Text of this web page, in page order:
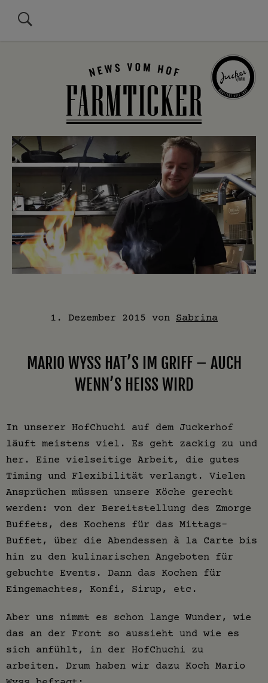
1. Dezember 2015 von Sabrina
MARIO WYSS HAT’S IM GRIFF – AUCH
WENN’S HEISS WIRD
In unserer HofChuchi auf dem Juckerhof
läuft meistens viel. Es geht zackig zu und
her. Eine vielseitige Arbeit, die gutes
Timing und Flexibilität verlangt. Vielen
Ansprüchen müssen unsere Köche gerecht
werden: von der Bereitstellung des Zmorge
Buffets, des Kochens für das Mittags-
Buffet, über die Abendessen à la Carte bis
hin zu den kulinarischen Angeboten für
gebuchte Events. Dann das Kochen für
Eingemachtes, Konfi, Sirup, etc.
Aber uns nimmt es schon lange Wunder, wie
das an der Front so aussieht und wie es
sich anfühlt, in der HofChuchi zu
arbeiten. Drum haben wir dazu Koch Mario